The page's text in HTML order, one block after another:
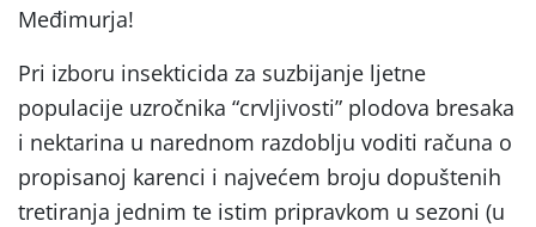
Međimurja!
Pri izboru insekticida za suzbijanje ljetne
populacije uzročnika “crvljivosti” plodova bresaka
i nektarina u narednom razdoblju voditi računa o
propisanoj karenci i najvećem broju dopuštenih
tretiranja jednim te istim pripravkom u sezoni (u